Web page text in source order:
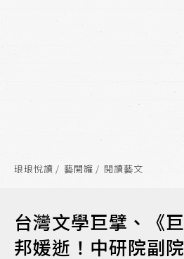
琅琅悅讀 藝開罐 閱讀藝文
台灣文學巨擘、《
邦媛逝！中研院副